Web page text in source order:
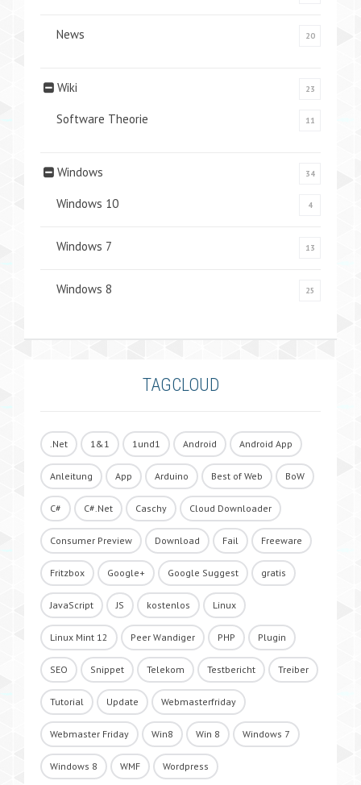
News 20
Wiki 23
Software Theorie 11
Windows 34
Windows 10 4
Windows 7 13
Windows 8 25
TAGCLOUD
.Net 1&1 1und1 Android Android App
Anleitung App Arduino Best of Web BoW
C# C#.Net Caschy Cloud Downloader
Consumer Preview Download Fail Freeware
Fritzbox Google+ Google Suggest gratis
JavaScript JS kostenlos Linux
Linux Mint 12 Peer Wandiger PHP Plugin
SEO Snippet Telekom Testbericht Treiber
Tutorial Update Webmasterfriday
Webmaster Friday Win8 Win 8 Windows 7
Windows 8 WMF Wordpress